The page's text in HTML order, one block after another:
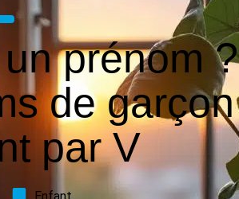
prénom ?
de garçon
par V